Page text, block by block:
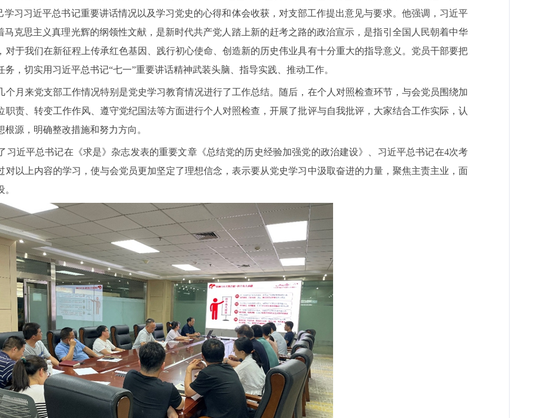
学习习近平总书记重要讲话情况以及学习党史的心得和体会收获，对支部工作提出意见与要求。他强调，习近平
马克思主义真理光辉的纲领性文献，是新时代共产党人踏上新的赶考之路的政治宣示，是指引全国人民朝着中华
对于我们在新征程上传承红色基因、践行初心使命、创造新的历史伟业具有十分重大的指导意义。党员干部要把
，切实用习近平总书记“七一”重要讲话精神武装头脑、指导实践、推动工作。
个月来党支部工作情况特别是党史学习教育情况进行了工作总结。随后，在个人对照检查环节，与会党员围绕加
责、转变工作作风、遵守党纪国法等方面进行个人对照检查，开展了批评与自我批评，大家结合工作实际，认
源，明确整改措施和努力方向。
习近平总书记在《求是》杂志发表的重要文章《总结党的历史经验加强党的政治建设》、习近平总书记在4次考
对以上内容的学习，使与会党员更加坚定了理想信念，表示要从党史学习中汲取奋进的力量，聚焦主责主业，面